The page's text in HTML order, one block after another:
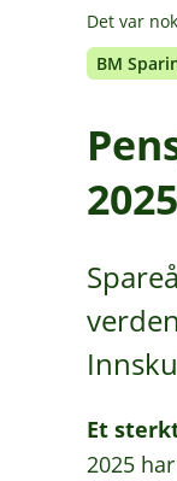
Det var
BM
2025
Et
2025